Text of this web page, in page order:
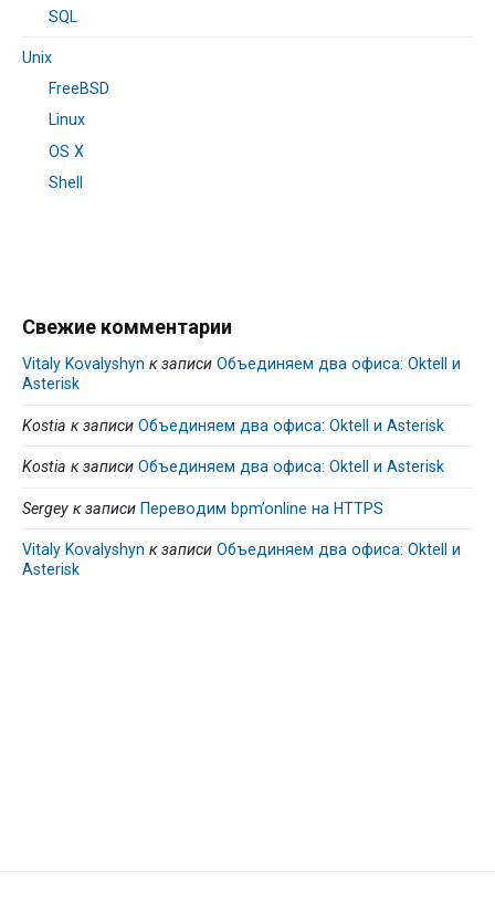
SQL
Unix
FreeBSD
Linux
OS X
Shell
Свежие комментарии
Vitaly Kovalyshyn к записи Объединяем два офиса: Oktell и
Asterisk
Kostia к записи Объединяем два офиса: Oktell и Asterisk
Kostia к записи Объединяем два офиса: Oktell и Asterisk
Sergey к записи Переводим bpm’online на HTTPS
Vitaly Kovalyshyn к записи Объединяем два офиса: Oktell и
Asterisk